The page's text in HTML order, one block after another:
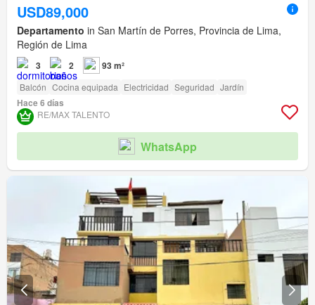
USD89,000
Departamento in San Martín de Porres, Provincia de Lima,
Región de Lima
3 2 93 m²
Balcón Cocina equipada Electricidad Seguridad Jardín
Hace 6 días
RE/MAX TALENTO
WhatsApp